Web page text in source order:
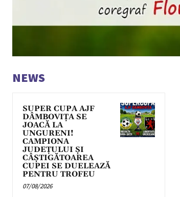
NEWS
SUPER CUPA AJF
DÂMBOVIȚA SE
JOACĂ LA
UNGURENI!
CAMPIONA
JUDEȚULUI ȘI
CÂȘTIGĂTOAREA
CUPEI SE DUELEAZĂ
PENTRU TROFEU
07/08/2026